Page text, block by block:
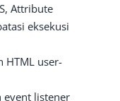
Attribute
eksekusi
HTML user-
event listener